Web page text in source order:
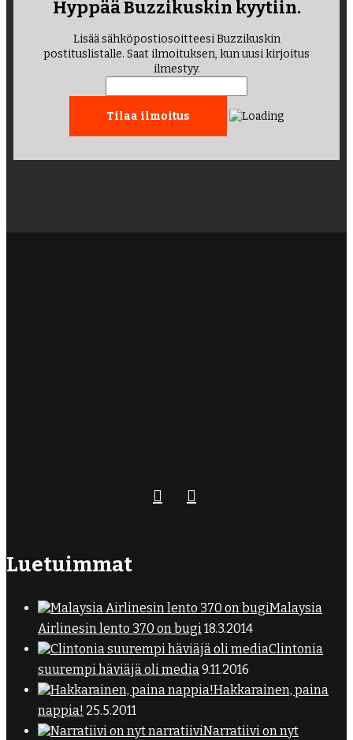
Hyppää Buzzikuskin kyytiin.
Lisää sähköpostiosoitteesi Buzzikuskin
postituslistalle. Saat ilmoituksen, kun uusi kirjoitus
ilmestyy.
Luetuimmat
Malaysia
Airlinesin lento 370 on bugi18.3.2014
Clintonia
suurempi häviäjä oli media9.11.2016
Hakkarainen, paina
nappia! 25.5.2011
Narratiivi on nyt